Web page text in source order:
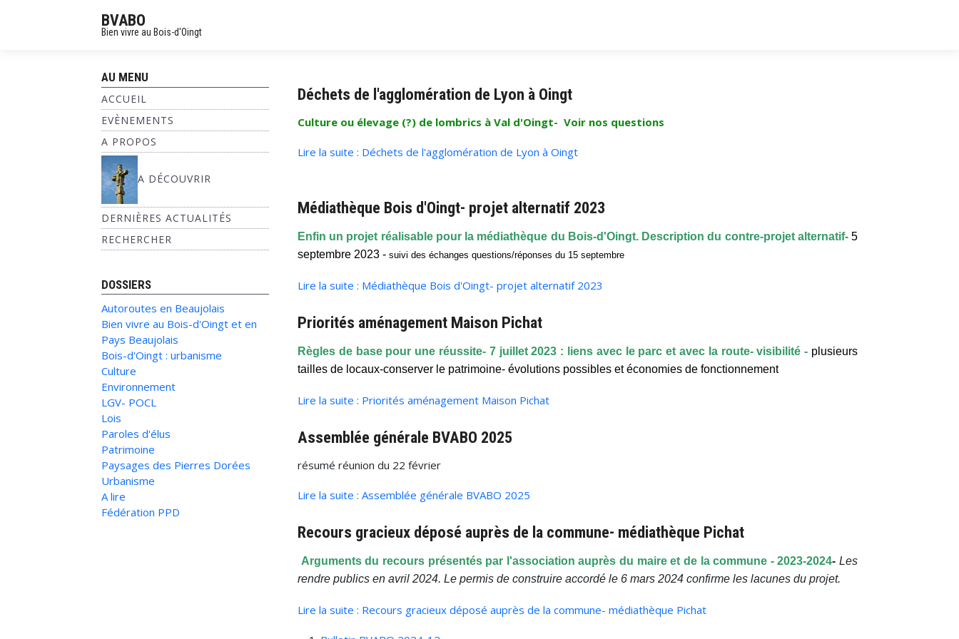
BVABO
Bien vivre au Bois-d'Oingt
AU MENU
ACCUEIL
EVÈNEMENTS
A PROPOS
A DÉCOUVRIR
DERNIÈRES ACTUALITÉS
RECHERCHER
DOSSIERS
Autoroutes en Beaujolais
Bien vivre au Bois-d'Oingt et en
Pays Beaujolais
Bois-d'Oingt : urbanisme
Culture
Environnement
LGV- POCL
Lois
Paroles d'élus
Patrimoine
Paysages des Pierres Dorées
Urbanisme
A lire
Fédération PPD
Déchets de l'agglomération de Lyon à Oingt
Culture ou élevage (?) de lombrics à Val d'Oingt- Voir nos questions
Lire la suite : Déchets de l'agglomération de Lyon à Oingt
Médiathèque Bois d'Oingt- projet alternatif 2023
Enfin un projet réalisable pour la médiathèque du Bois-d'Oingt. Description du contre-projet alternatif- 5
septembre 2023 - suivi des échanges questions/réponses du 15 septembre
Lire la suite : Médiathèque Bois d'Oingt- projet alternatif 2023
Priorités aménagement Maison Pichat
Règles de base pour une réussite- 7 juillet 2023 : liens avec le parc et avec la route- visibilité - plusieurs
tailles de locaux-conserver le patrimoine- évolutions possibles et économies de fonctionnement
Lire la suite : Priorités aménagement Maison Pichat
Assemblée générale BVABO 2025
résumé réunion du 22 février
Lire la suite : Assemblée générale BVABO 2025
Recours gracieux déposé auprès de la commune- médiathèque Pichat
Arguments du recours présentés par l'association auprès du maire et de la commune - 2023-2024- Les
rendre publics en avril 2024. Le permis de construire accordé le 6 mars 2024 confirme les lacunes du projet.
Lire la suite : Recours gracieux déposé auprès de la commune- médiathèque Pichat